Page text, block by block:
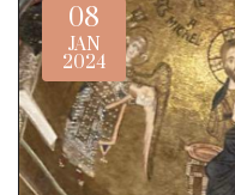
08
JAN
2024